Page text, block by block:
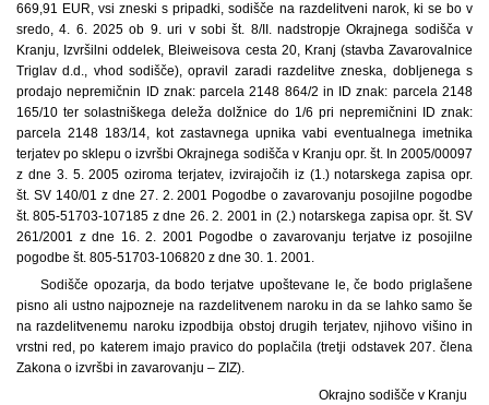
669,91 EUR, vsi zneski s pripadki, sodišče na razdelitveni narok, ki se bo v
sredo, 4. 6. 2025 ob 9. uri v sobi št. 8/II. nadstropje Okrajnega sodišča v
Kranju, Izvršilni oddelek, Bleiweisova cesta 20, Kranj (stavba Zavarovalnice
Triglav d.d., vhod sodišče), opravil zaradi razdelitve zneska, dobljenega s
prodajo nepremičnin ID znak: parcela 2148 864/2 in ID znak: parcela 2148
165/10 ter solastniškega deleža dolžnice do 1/6 pri nepremičnini ID znak:
parcela 2148 183/14, kot zastavnega upnika vabi eventualnega imetnika
terjatev po sklepu o izvršbi Okrajnega sodišča v Kranju opr. št. In 2005/00097
z dne 3. 5. 2005 oziroma terjatev, izvirajočih iz (1.) notarskega zapisa opr.
št. SV 140/01 z dne 27. 2. 2001 Pogodbe o zavarovanju posojilne pogodbe
št. 805-51703-107185 z dne 26. 2. 2001 in (2.) notarskega zapisa opr. št. SV
261/2001 z dne 16. 2. 2001 Pogodbe o zavarovanju terjatve iz posojilne
pogodbe št. 805-51703-106820 z dne 30. 1. 2001.
Sodišče opozarja, da bodo terjatve upoštevane le, če bodo priglašene
pisno ali ustno najpozneje na razdelitvenem naroku in da se lahko samo še
na razdelitvenemu naroku izpodbija obstoj drugih terjatev, njihovo višino in
vrstni red, po katerem imajo pravico do poplačila (tretji odstavek 207. člena
Zakona o izvršbi in zavarovanju – ZIZ).
Okrajno sodišče v Kranju